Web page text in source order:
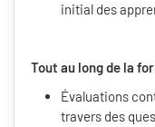
initial des
Tout au long de la
Évaluations
travers des